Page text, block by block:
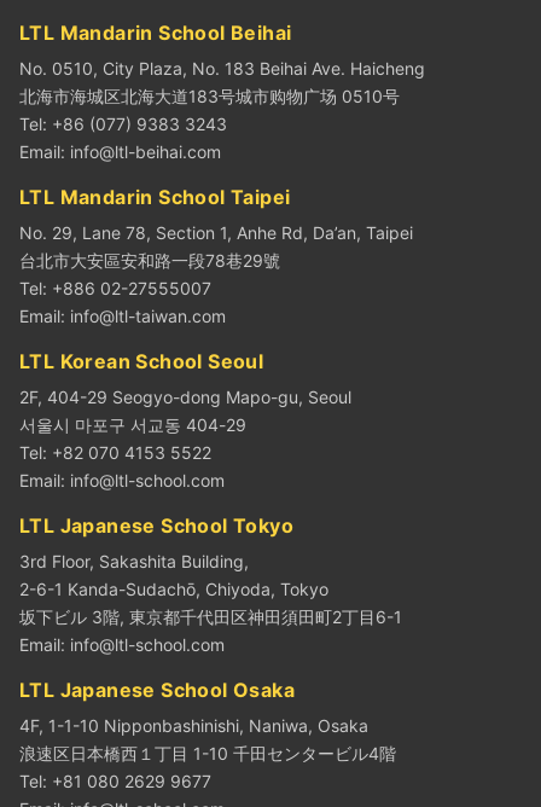
LTL Mandarin School Beihai
No. 0510, City Plaza, No. 183 Beihai Ave. Haicheng
北海市海城区北海大道183号城市购物广场 0510号
Tel: +86 (077) 9383 3243
Email: info@ltl-beihai.com
LTL Mandarin School Taipei
No. 29, Lane 78, Section 1, Anhe Rd, Da’an, Taipei
台北市大安區安和路一段78巷29號
Tel: +886 02-27555007
Email: info@ltl-taiwan.com
LTL Korean School Seoul
2F, 404-29 Seogyo-dong Mapo-gu, Seoul
서울시 마포구 서교동 404-29
Tel: +82 070 4153 5522
Email: info@ltl-school.com
LTL Japanese School Tokyo
3rd Floor, Sakashita Building,
2-6-1 Kanda-Sudachō, Chiyoda, Tokyo
坂下ビル 3階, 東京都千代田区神田須田町2丁目6-1
Email: info@ltl-school.com
LTL Japanese School Osaka
4F, 1-1-10 Nipponbashinishi, Naniwa, Osaka
浪速区日本橋西１丁目 1-10 千田センタービル4階
Tel: +81 080 2629 9677